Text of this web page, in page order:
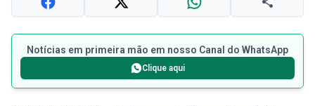
Notícias em primeira mão em nosso Canal do WhatsApp
Clique aqui